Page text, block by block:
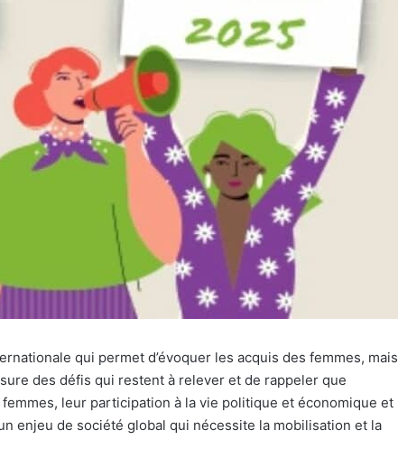
qui permet d’évoquer les acquis des femmes, mais
des défis qui restent à relever et de rappeler que
femmes, leur participation à la vie politique et économique et
enjeu de société global qui nécessite la mobilisation et la